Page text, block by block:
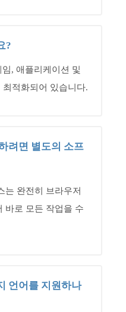
?
, 애플리케이션 및
적화되어 있습니다.
려면 별도의 소프
는 완전히 브라우저
바로 모든 작업을 수
언어를 지원하나